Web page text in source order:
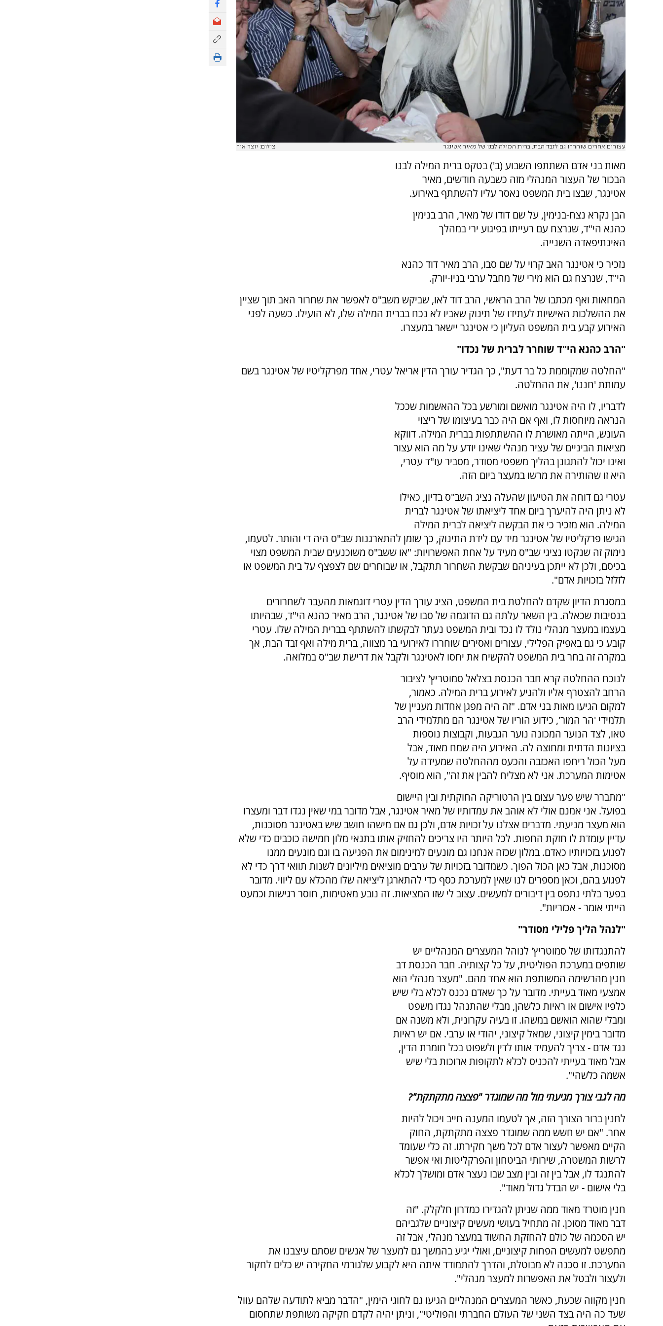
עצורים אחרים שוחררו גם לזבד הבת. ברית המילה לבנו של מאיר אטינגר צילום: יוצר אור
מאות בני אדם השתתפו השבוע (ב') בטקס ברית המילה לבנו
הבכור של העצור המנהלי מזה כשבעה חודשים, מאיר
אטינגר, שבצו בית המשפט נאסר עליו להשתתף באירוע.
הבן נקרא נצח-בנימין, על שם דודו של מאיר, הרב בנימין
כהנא הי"ד, שנרצח עם רעייתו בפיגוע ירי במהלך
האינתיפאדה השנייה.
נזכיר כי אטינגר האב קרוי על שם סבו, הרב מאיר דוד כהנא
הי"ד, שנרצח גם הוא מירי של מחבל ערבי בניו-יורק.
המחאות ואף מכתבו של הרב הראשי, הרב דוד לאו, שביקש משב"ס לאפשר את שחרור האב תוך שציין
את ההשלכות האישיות לעתידו של תינוק שאביו לא נכח בברית המילה שלו, לא הועילו. כשעה לפני
האירוע קבע בית המשפט העליון כי אטינגר יישאר במעצרו.
"הרב כהנא הי"ד שוחרר לברית של נכדו"
"החלטה שמקוממת כל בר דעת", כך הגדיר עורך הדין אריאל עטרי, אחד מפרקליטיו של אטינגר בשם
עמותת 'חננו', את ההחלטה.
לדבריו, לו היה אטינגר מואשם ומורשע בכל ההאשמות שככל
הנראה מיוחסות לו, ואף אם היה כבר בעיצומו של ריצוי
העונש, הייתה מאושרת לו ההשתתפות בברית המילה. דווקא
מציאות הביניים של עציר מנהלי שאינו יודע על מה הוא עצור
ואינו יכול להתגונן בהליך משפטי מסודר, מסביר עו"ד עטרי,
היא זו שהותירה את מרשו במעצר ביום הזה.
עטרי גם דוחה את הטיעון שהעלה נציג השב"ס בדיון, כאילו
לא ניתן היה להיערך ביום אחד ליציאתו של אטינגר לברית
המילה. הוא מזכיר כי את הבקשה ליציאה לברית המילה
הגישו פרקליטיו של אטינגר מיד עם לידת התינוק, כך שזמן להתארגנות שב"ס היה די והותר. לטעמו,
נימוק זה שנקטו נציגי שב"ס מעיד על אחת האפשרויות: "או ששב"ס משוכנעים שבית המשפט מצוי
בכיסם, ולכן לא ייתכן בעיניהם שבקשת השחרור תתקבל, או שבוחרים שם לצפצף על בית המשפט או
לזלזל בזכויות אדם".
במסגרת הדיון שקדם להחלטת בית המשפט, הציג עורך הדין עטרי דוגמאות מהעבר לשחרורים
בנסיבות שכאלה. בין השאר עלתה גם הדוגמה של סבו של אטינגר, הרב מאיר כהנא הי"ד, שבהיותו
בעצמו במעצר מנהלי נולד לו נכד ובית המשפט נעתר לבקשתו להשתתף בברית המילה שלו. עטרי
קובע כי גם באפיק הפלילי, עצורים ואסירים שוחררו לאירועי בר מצווה, ברית מילה ואף זבד הבת, אך
במקרה זה בחר בית המשפט להקשיח את יחסו לאטינגר ולקבל את דרישת שב"ס במלואה.
לנוכח ההחלטה קרא חבר הכנסת בצלאל סמוטריץ' לציבור
הרחב להצטרף אליו ולהגיע לאירוע ברית המילה. כאמור,
למקום הגיעו מאות בני אדם. "זה היה מפגן אחדות מעניין של
תלמידי 'הר המור', כידוע הוריו של אטינגר הם מתלמידי הרב
טאו, לצד הנוער המכונה נוער הגבעות, וקבוצות נוספות
בציונות הדתית ומחוצה לה. האירוע היה שמח מאוד, אבל
מעל הכול ריחפו האכזבה והכעס מההחלטה שמעידה על
אטימות המערכת. אני לא מצליח להבין את זה", הוא מוסיף.
"מתברר שיש פער עצום בין הרטוריקה החוקתית ובין היישום
בפועל. אני אמנם אולי לא אוהב את עמדותיו של מאיר אטינגר, אבל מדובר במי שאין נגדו דבר ומעצרו
הוא מעצר מניעתי. מדברים אצלנו על זכויות אדם, ולכן גם אם מישהו חושב שיש באטינגר מסוכנות,
עדיין עומדת לו חזקת החפות. לכל היותר היו צריכים להחזיק אותו בתנאי מלון חמישה כוכבים כדי שלא
לפגוע בזכויותיו כאדם. במלון שכזה אנחנו גם מונעים למינימום את הפגיעה בו וגם מונעים ממנו
מסוכנות, אבל כאן הכול הפוך. כשמדובר בזכויות של ערבים מוציאים מיליונים לשנות תוואי דרך כדי לא
לפגוע בהם, וכאן מספרים לנו שאין למערכת כסף כדי להתארגן ליציאה שלו מהכלא עם ליווי. מדובר
בפער בלתי נתפס בין דיבורים למעשים. עצוב לי שזו המציאות. זה נובע מאטימות, חוסר רגישות וכמעט
הייתי אומר - אכזריות".
"לנהל הליך פלילי מסודר"
להתנגדותו של סמוטריץ' לנוהל המעצרים המנהליים יש
שותפים במערכת הפוליטית, על כל קצותיה. חבר הכנסת דב
חנין מהרשימה המשותפת הוא אחד מהם. "מעצר מנהלי הוא
אמצעי מאוד בעייתי. מדובר על כך שאדם נכנס לכלא בלי שיש
כלפיו אישום או ראיות כלשהן, מבלי שהתנהל נגדו משפט
ומבלי שהוא הואשם במשהו. זו בעיה עקרונית, ולא משנה אם
מדובר בימין קיצוני, שמאל קיצוני, יהודי או ערבי. אם יש ראיות
נגד אדם - צריך להעמיד אותו לדין ולשפוט בכל חומרת הדין,
אבל מאוד בעייתי להכניס לכלא לתקופות ארוכות בלי שיש
אשמה כלשהי".
מה לגבי צורך מניעתי מול מה שמוגדר "פצצה מתקתקת"?
לחנין ברור הצורך הזה, אך לטעמו המענה חייב ויכול להיות
אחר. "אם יש חשש ממה שמוגדר פצצה מתקתקת, החוק
הקיים מאפשר לעצור אדם לכל משך חקירתו. זה כלי שעומד
לרשות המשטרה, שירותי הביטחון והפרקליטות ואי אפשר
להתנגד לו, אבל בין זה ובין מצב שבו נעצר אדם ומושלך לכלא
בלי אישום - יש הבדל גדול מאוד".
חנין מוטרד מאוד ממה שניתן להגדירו כמדרון חלקלק. "זה
דבר מאוד מסוכן. זה מתחיל בעושי מעשים קיצוניים שלגביהם
יש הסכמה של כולם להחזקת החשוד במעצר מנהלי, אבל זה
מתפשט למעשים הפחות קיצוניים, ואולי יגיע בהמשך גם למעצר של אנשים שסתם עיצבנו את
המערכת. זו סכנה לא מבוטלת, והדרך להתמודד איתה היא לקבוע שלגורמי החקירה יש כלים לחקור
ולעצור ולבטל את האפשרות למעצר מנהלי".
חנין מקווה שכעת, כאשר המעצרים המנהליים הגיעו גם לחוגי הימין, "הדבר מביא לתודעה שלהם עוול
שעד כה היה בצד השני של העולם החברתי והפוליטי", וניתן יהיה לקדם חקיקה משותפת שתחסום